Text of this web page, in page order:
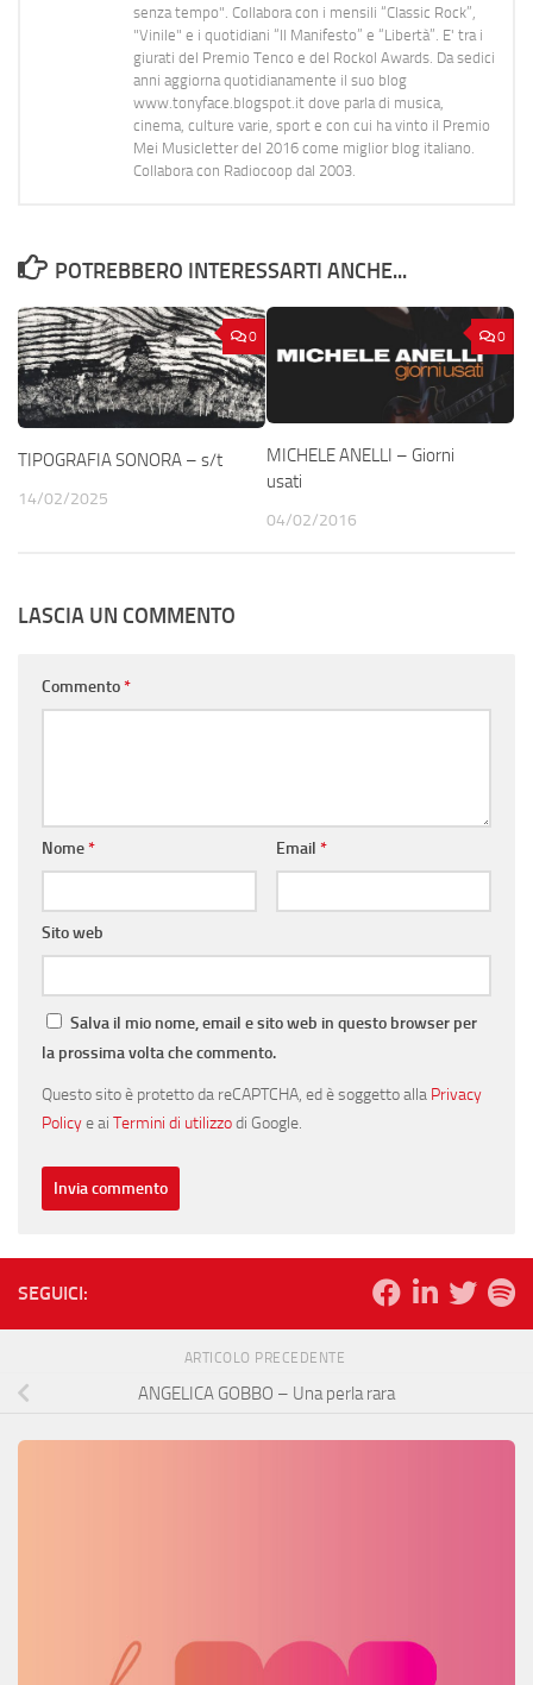
senza tempo". Collabora con i mensili “Classic Rock”,
"Vinile" e i quotidiani “Il Manifesto” e “Libertà”. E' tra i
giurati del Premio Tenco e del Rockol Awards. Da sedici
anni aggiorna quotidianamente il suo blog
www.tonyface.blogspot.it dove parla di musica,
cinema, culture varie, sport e con cui ha vinto il Premio
Mei Musicletter del 2016 come miglior blog italiano.
Collabora con Radiocoop dal 2003.
POTREBBERO INTERESSARTI ANCHE...
0
TIPOGRAFIA SONORA – s/t
14/02/2025
0
MICHELE ANELLI – Giorni
usati
04/02/2016
LASCIA UN COMMENTO
Commento*
Nome* Email *
Sito web
Salva il mio nome, email e sito web in questo browser per
la prossima volta che commento.
Questo sito è protetto da reCAPTCHA, ed è soggetto alla Privacy
Policye ai Termini di utilizzodi Google.
SEGUICI:
ARTICOLO PRECEDENTE
ANGELICA GOBBO – Una perla rara